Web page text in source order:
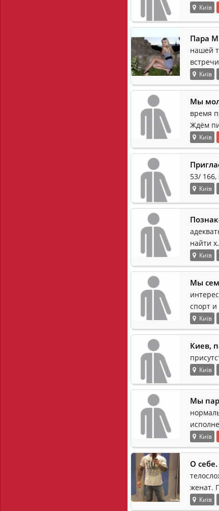
Київ
Пара
нашей
Київ
Мы
время
Ждём
Київ
53/
Київ
найти х.
Київ
Мы
спорт и
Київ
Киев,
Київ
Мы
Київ
О
женат.
Київ